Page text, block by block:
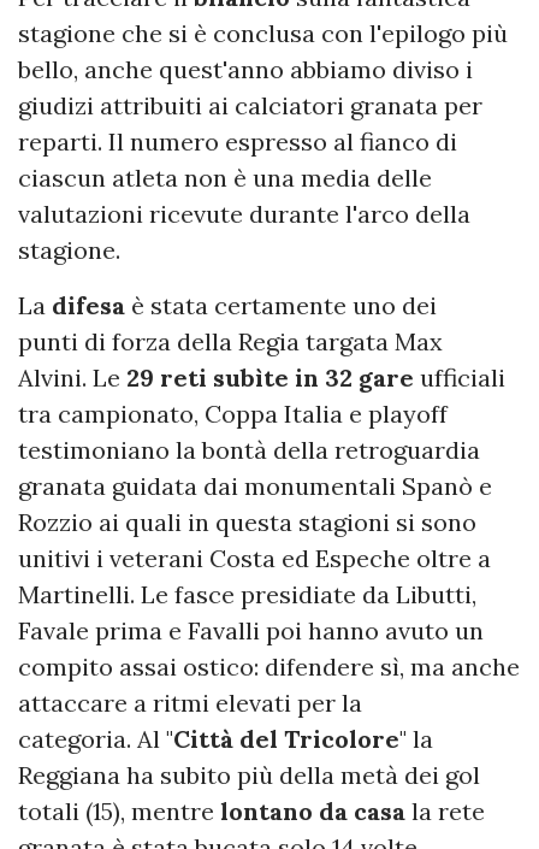
stagione che si è conclusa con l'epilogo più
bello, anche quest'anno abbiamo diviso i
giudizi attribuiti ai calciatori granata per
reparti. Il numero espresso al fianco di
ciascun atleta non è una media delle
valutazioni ricevute durante l'arco della
stagione.
La difesa è stata certamente uno dei
punti di forza della Regia targata Max
Alvini. Le 29 reti subìte in 32 gare ufficiali
tra campionato, Coppa Italia e playoff
testimoniano la bontà della retroguardia
granata guidata dai monumentali Spanò e
Rozzio ai quali in questa stagioni si sono
unitivi i veterani Costa ed Espeche oltre a
Martinelli. Le fasce presidiate da Libutti,
Favale prima e Favalli poi hanno avuto un
compito assai ostico: difendere sì, ma anche
attaccare a ritmi elevati per la
categoria. Al "Città del Tricolore" la
Reggiana ha subito più della metà dei gol
totali (15), mentre lontano da casa la rete